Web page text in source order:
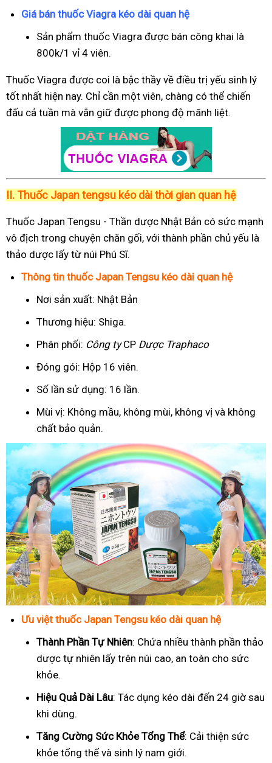
Giá bán thuốc Viagra kéo dài quan hệ
Sản phẩm thuốc Viagra được bán công khai là
800k/1 vỉ 4 viên.
Thuốc Viagra được coi là bậc thầy về điều trị yếu sinh lý
tốt nhất hiện nay. Chỉ cần một viên, chàng có thể chiến
đấu cả tuần mà vẫn giữ được phong độ mãnh liệt.
II. Thuốc Japan tengsu kéo dài thời gian quan hệ
Thuốc Japan Tengsu - Thần dược Nhật Bản có sức mạnh
vô địch trong chuyện chăn gối, với thành phần chủ yếu là
thảo dược lấy từ núi Phú Sĩ.
Thông tin thuốc Japan Tengsu kéo dài quan hệ
Nơi sản xuất: Nhật Bản
Thương hiệu: Shiga.
Phân phối: Công tyCP Dược Traphaco
Đóng gói: Hộp 16 viên.
Số lần sử dụng: 16 lần.
Mùi vị: Không mầu, không mùi, không vị và không
chất bảo quản.
Ưu việt thuốc Japan Tengsu kéo dài quan hệ
Thành Phần Tự Nhiên: Chứa nhiều thành phần thảo
dược tự nhiên lấy trên núi cao, an toàn cho sức
khỏe.
Hiệu Quả Dài Lâu: Tác dụng kéo dài đến 24 giờ sau
khi dùng.
Tăng Cường Sức Khỏe Tổng Thể: Cải thiện sức
khỏe tổng thể và sinh lý nam giới.